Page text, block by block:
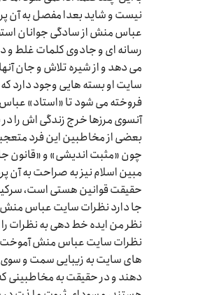
نیست و شاید بعدا مفصل به آن
عباس منش از سادگی جوانان
رسانه ای و جادوی کلمات غلط و
می دهد و از شیره تلاش و جان
سایت او بسته هایی وجود دارد که
فروخته می شود تا «استاد»
آنسوی مرزها خرج زندگی اش را
بعضی از مخاطبین این فرد
چون «مثبت اندیشی» و «قانون
مبین اسلام نیز به صراحت به آن
حقیقت قوانین هستی است،
جا دارد نظرات سایت عباس
نظر من ایده خط دهی به نظرات
نظرات سایت عباس منش
های سایت به زیبایی سمت و سوی
دهند و در حقیقت به مخاطبینی